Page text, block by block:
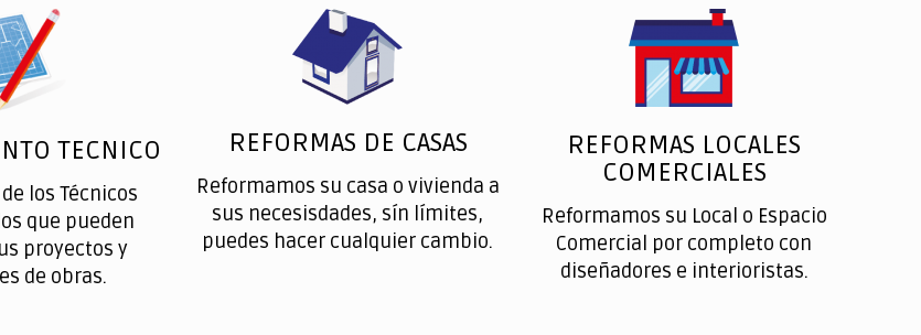
TECNICO
los Técnicos
que pueden
proyectos y
de obras.
REFORMAS DE CASAS
Reformamos su casa o vivienda a
sus necesisdades, sín límites,
puedes hacer cualquier cambio.
REFORMAS LOCALES
COMERCIALES
Reformamos su Local o Espacio
Comercial por completo con
diseñadores e interioristas.